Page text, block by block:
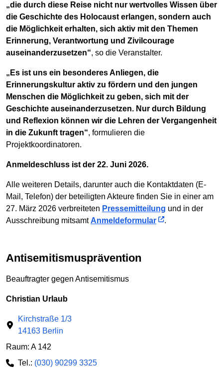
„die durch diese Reise nicht nur wertvolles Wissen über
die Geschichte des Holocaust erlangen, sondern auch
die Möglichkeit erhalten, sich aktiv mit den Themen
Erinnerung, Verantwortung und Zivilcourage
auseinanderzusetzen“, so die Veranstalter.
„Es ist uns ein besonderes Anliegen, die
Erinnerungskultur aktiv zu fördern und den jungen
Menschen die Möglichkeit zu geben, sich mit der
Geschichte auseinanderzusetzen. Nur durch Bildung
und Reflexion können wir die Lehren der Vergangenheit
in die Zukunft tragen“, formulieren die
Projektkoordinatoren.
Anmeldeschluss ist der 22. Juni 2026.
Alle weiteren Details, darunter auch die Kontaktdaten (E-
Mail, Telefon) der beteiligten Akteure finden Sie in einer am
27. März 2026 verbreiteten Pressemitteilung und in der
Ausschreibung mitsamt Anmeldeformular .
Antisemitismusprävention
Beauftragter gegen Antisemitismus
Christian Urlaub
Kirchstraße 1/3
14163 Berlin
Raum: A 142
Tel.: (030) 90299 3325